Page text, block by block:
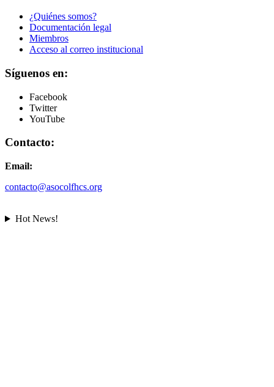
¿Quiénes somos?
Documentación legal
Miembros
Acceso al correo institucional
Síguenos en:
Facebook
Twitter
YouTube
Contacto:
Email:
contacto@asocolfhcs.org
Hot News!